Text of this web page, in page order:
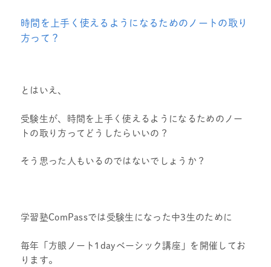
時間を上手く使えるようになるためのノートの取り
方って？
とはいえ、
受験生が、時間を上手く使えるようになるためのノー
トの取り方ってどうしたらいいの？
そう思った人もいるのではないでしょうか？
学習塾ComPassでは受験生になった中3生のために
毎年「方眼ノート1dayベーシック講座」を開催してお
ります。